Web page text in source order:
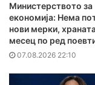
Министерството за
економија: Нема
нови мерки,
месец по ред
07.08.2026 22:10